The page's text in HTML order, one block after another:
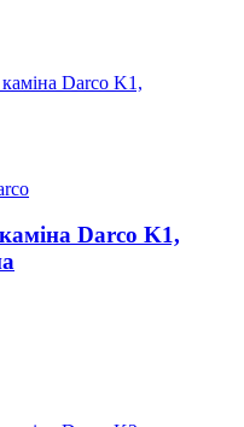
Darco K1,